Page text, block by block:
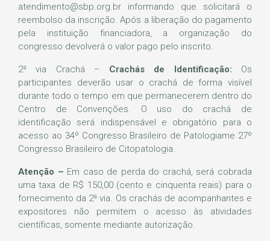
atendimento@sbp.org.br informando que solicitará o
reembolso da inscrição. Após a liberação do pagamento
pela instituição financiadora, a organização do
congresso devolverá o valor pago pelo inscrito.
2ª via Crachá – Crachás de Identificação: Os
participantes deverão usar o crachá de forma visível
durante todo o tempo em que permanecerem dentro do
Centro de Convenções. O uso do crachá de
identificação será indispensável e obrigatório para o
acesso ao 34º Congresso Brasileiro de Patologiame 27º
Congresso Brasileiro de Citopatologia.
Atenção – Em caso de perda do crachá, será cobrada
uma taxa de R$ 150,00 (cento e cinquenta reais) para o
fornecimento da 2ª via. Os crachás de acompanhantes e
expositores não permitem o acesso às atividades
científicas, somente mediante autorização.